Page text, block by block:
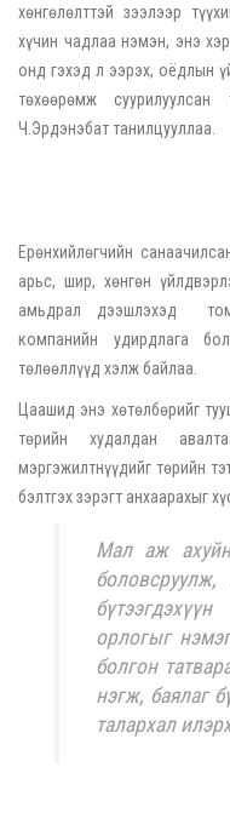
хөнгөлөлттэй зээлээр
хүчин чадлаа нэмэн, энэ
онд гэхэд л ээрэх, оёдлын
төхөөрөмж суурилуулсан
Ч.Эрдэнэбат танилцууллаа.
Ерөнхийлөгчийн
арьс, шир, хөнгөн
амьдрал дээшлэхэд
компанийн удирдлага
төлөөллүүд хэлж байлаа.
Цаашид энэ хөтөлбөрийг
төрийн худалдан
мэргэжилтнүүдийг төрийн
бэлтгэх зэрэгт анхаарахыг
Мал аж ахуйн
орлогыг
болгон
нэгж, баялаг
талархал